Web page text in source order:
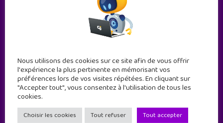
Geek Junior est le premier site de culture numérique
à destination des adolescents.
Nous utilisons des cookies sur ce site afin de vous offrir
l'expérience la plus pertinente en mémorisant vos
préférences lors de vos visites répétées. En cliquant sur
"Accepter tout", vous consentez à l'utilisation de tous les
cookies.
Choisir les cookies Tout refuser Tout accepter